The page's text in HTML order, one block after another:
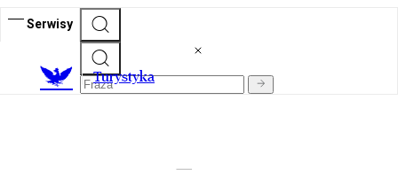
Serwisy
Turystyka